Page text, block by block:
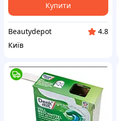
Купити
Beautydepot
4.8
Київ